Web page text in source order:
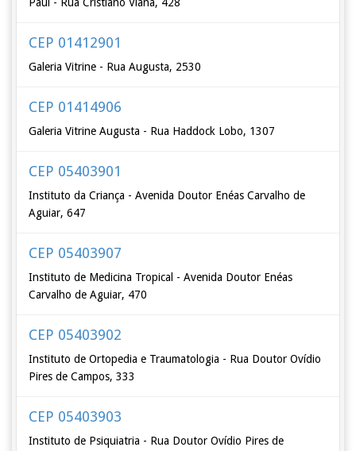
CEP 01412901
Galeria Vitrine - Rua Augusta, 2530
CEP 01414906
Galeria Vitrine Augusta - Rua Haddock Lobo, 1307
CEP 05403901
Instituto da Criança - Avenida Doutor Enéas Carvalho de
Aguiar, 647
CEP 05403907
Instituto de Medicina Tropical - Avenida Doutor Enéas
Carvalho de Aguiar, 470
CEP 05403902
Instituto de Ortopedia e Traumatologia - Rua Doutor Ovídio
Pires de Campos, 333
CEP 05403903
Instituto de Psiquiatria - Rua Doutor Ovídio Pires de